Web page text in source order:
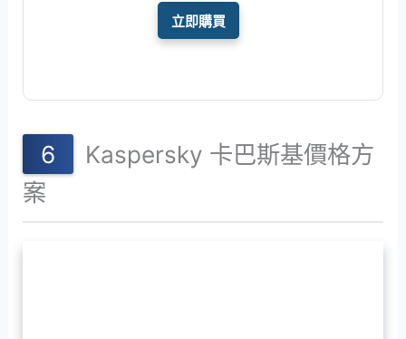
立即購買
Kaspersky 卡巴斯基價格方
案